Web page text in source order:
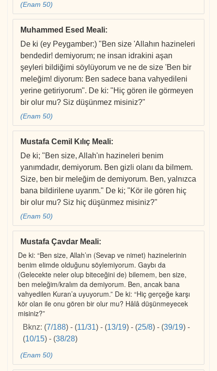
(Enam 50)
Muhammed Esed Meali:
De ki (ey Peygamber:) "Ben size 'Allahın hazineleri
bendedir! demiyorum; ne insan idrakini aşan
şeyleri bildiğimi söylüyorum ve ne de size 'Ben bir
meleğim! diyorum: Ben sadece bana vahyedileni
yerine getiriyorum". De ki: "Hiç gören ile görmeyen
bir olur mu? Siz düşünmez misiniz?"
(Enam 50)
Mustafa Cemil Kılıç Meali:
De ki; "Ben size, Allah'ın hazineleri benim
yanımdadır, demiyorum. Ben gizli olanı da bilmem.
Size, ben bir meleğim de demiyorum. Ben, yalnızca
bana bildirilene uyarım." De ki; "Kör ile gören hiç
bir olur mu? Siz hiç düşünmez misiniz?"
(Enam 50)
Mustafa Çavdar Meali:
De ki: “Ben size, Allah’ın (Sevap ve nimet) hazinelerinin
benim elimde olduğunu söylemiyorum. Gaybı da
(Gelecekte neler olup biteceğini de) bilemem, ben size,
ben meleğim/kralım da demiyorum. Ben, ancak bana
vahyedilen Kuran’a uyuyorum.” De ki: “Hiç gerçeğe karşı
kör olan ile onu gören bir olur mu? Hâlâ düşünmeyecek
misiniz?”
Bknz: (7/188) - (11/31) - (13/19) - (25/8) - (39/19) -
(10/15) - (38/28)
(Enam 50)